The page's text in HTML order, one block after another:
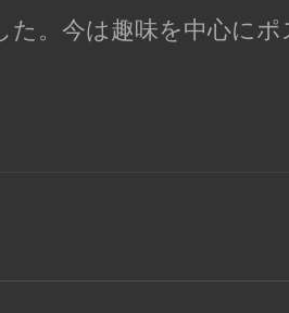
。今は趣味を中心に